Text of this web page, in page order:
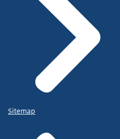
Sitemap